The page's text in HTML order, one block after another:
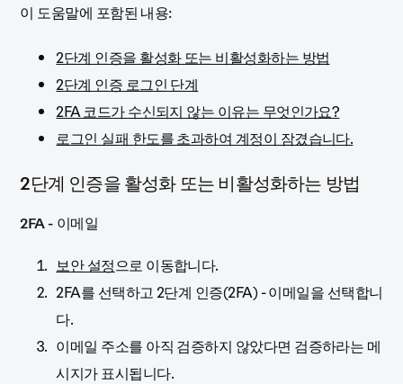
이 도움말에 포함된 내용:
2단계 인증을 활성화 또는 비활성화하는 방법
2단계 인증 로그인 단계
2FA 코드가 수신되지 않는 이유는 무엇인가요?
로그인 실패 한도를 초과하여 계정이 잠겼습니다.
2단계 인증을 활성화 또는 비활성화하는 방법
2FA - 이메일
보안 설정으로 이동합니다.
2FA를 선택하고 2단계 인증(2FA) - 이메일을 선택합니
다.
이메일 주소를 아직 검증하지 않았다면 검증하라는 메
시지가 표시됩니다.